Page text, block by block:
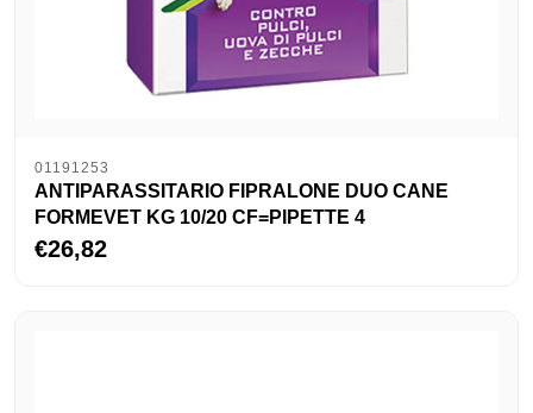
01191253
ANTIPARASSITARIO FIPRALONE DUO CANE
FORMEVET KG 10/20 CF=PIPETTE 4
€26,82